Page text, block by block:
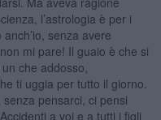
l’astrologia è per i
senza avere
mi pare! Il guaio è che si
che addosso,
ti uggia per tutto il giorno.
pensarci, ci pensi
a voi e a tutti i figli